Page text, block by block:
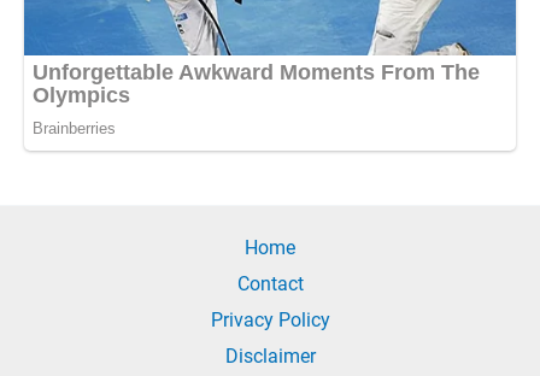
Home
Contact
Privacy Policy
Disclaimer